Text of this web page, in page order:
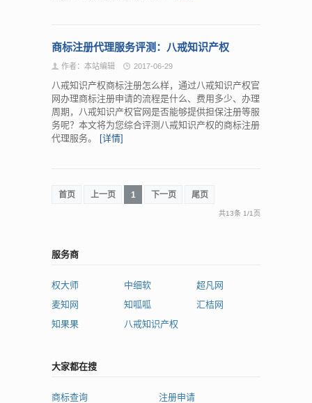
商标注册代理服务评测：八戒知识产权
作者：本站编辑 2017-06-29
八戒知识产权商标注册怎么样，通过八戒知识产权官
网办理商标注册申请的流程是什么、费用多少、办理
周期，八戒知识产权官网是否能够提供担保注册等服
务呢？本文将为您综合评测八戒知识产权的商标注册
代理服务。
[详情]
首页 上一页 1 下一页 尾页
共13条 1/1页
服务商
权大师 中细软
超凡网
麦知网
知呱呱
汇桔网
知果果
八戒知识产权
大家都在搜
商标查询
注册申请